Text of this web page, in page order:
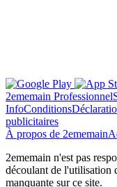
2ememain Professionnel
InfoConditions
publicitaires
À propos de 2ememain
2ememain n'est pas
découlant de l'utilisation
manquante sur ce site.